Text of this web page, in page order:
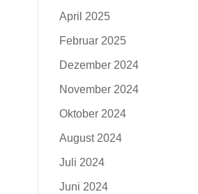
April 2025
Februar 2025
Dezember 2024
November 2024
Oktober 2024
August 2024
Juli 2024
Juni 2024